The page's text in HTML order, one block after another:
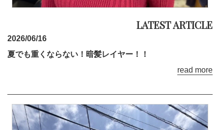
2026/06/16
夏でも重くならない！暗髪レイヤー！！
read more